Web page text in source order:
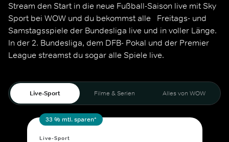
Stream den Start in die neue Fußball-Saison live mit Sky
Sport bei WOW und du bekommst alle   Freitags- und
Samstagsspiele der Bundesliga live und in voller Länge.
In der 2. Bundesliga, dem DFB- Pokal und der Premier
League streamst du sogar alle Spiele live.
Live-Sport Filme & Serien Alles von WOW
33 % mtl. sparen*
Live-Sport